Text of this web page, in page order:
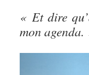
« Et dire
mon agenda.